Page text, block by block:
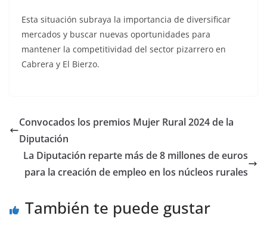
Esta situación subraya la importancia de diversificar
mercados y buscar nuevas oportunidades para
mantener la competitividad del sector pizarrero en
Cabrera y El Bierzo.
Convocados los premios Mujer Rural 2024 de la
Diputación
La Diputación reparte más de 8 millones de euros
para la creación de empleo en los núcleos rurales
También te puede gustar